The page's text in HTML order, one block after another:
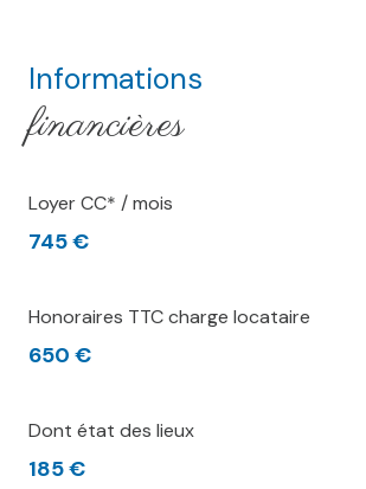
Informations
financières
Loyer CC* / mois
745 €
Honoraires TTC charge locataire
650 €
Dont état des lieux
185 €